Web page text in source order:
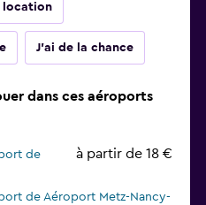
location
J'ai de la chance
dans ces aéroports
de
à partir de 18 €
de Aéroport Metz-Nancy-